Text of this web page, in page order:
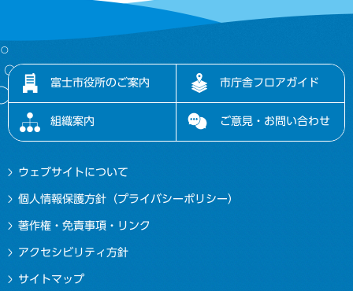
富士市役所のご案内 市庁舎フロアガイド
組織案内 ご意見・お問い合わせ
ウェブサイトについて
個人情報保護方針（プライバシーポリシー）
著作権・免責事項・リンク
アクセシビリティ方針
サイトマップ